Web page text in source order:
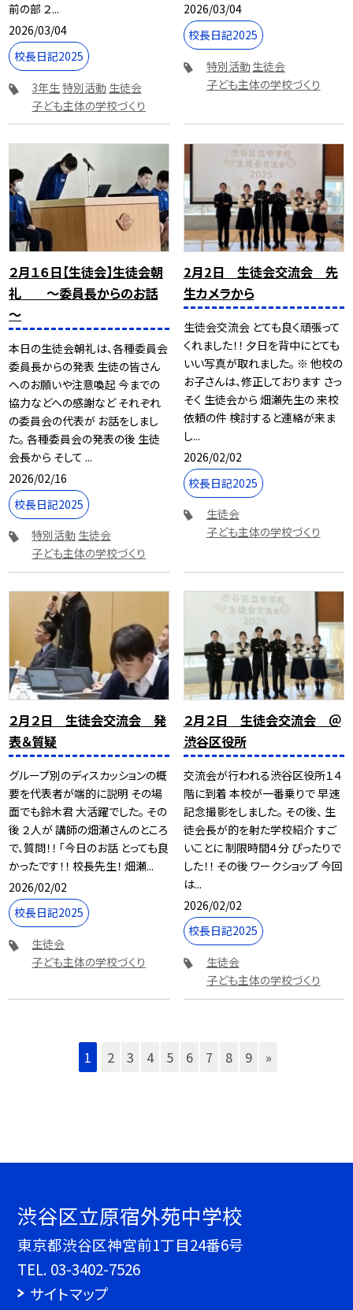
前の部 ２...
2026/03/04
校長日記2025
3年生 特別活動 生徒会
子ども主体の学校づくり
2026/03/04
校長日記2025
特別活動生徒会
子ども主体の学校づくり
２月１６日【生徒会】生徒会朝
礼 ～委員長からのお話
～
本日の生徒会朝礼は、各種委員会
委員長からの発表 生徒の皆さん
へのお願いや注意喚起 今までの
協力などへの感謝など それぞれ
の委員会の代表が お話をしまし
た。 各種委員会の発表の後 生徒
会長から そして ...
2026/02/16
校長日記2025
特別活動 生徒会
子ども主体の学校づくり
2月2日 生徒会交流会 先
生カメラから
生徒会交流会 とても良く頑張って
くれました！！ 夕日を背中にとても
いい写真が取れました。 ※ 他校の
お子さんは、修正しております さっ
そく 生徒会から 畑瀬先生の 来校
依頼の件 検討すると連絡が来ま
し...
2026/02/02
校長日記2025
生徒会
子ども主体の学校づくり
２月２日 生徒会交流会 発
表＆質疑
グループ別のディスカッションの概
要を代表者が端的に説明 その場
面でも鈴木君 大活躍でした。 その
後 ２人が 講師の畑瀬さんのところ
で、質問！！ 「今日のお話 とっても良
かったです！！ 校長先生！ 畑瀬...
2026/02/02
校長日記2025
生徒会
子ども主体の学校づくり
２月２日 生徒会交流会 ＠
渋谷区役所
交流会が行われる渋谷区役所１４
階に到着 本校が一番乗りで 早速
記念撮影をしました。 その後、 生
徒会長が的を射た学校紹介 すご
いことに 制限時間４分 ぴったりで
した！！ その後 ワークショップ 今回
は...
2026/02/02
校長日記2025
生徒会
子ども主体の学校づくり
1 2 3 4 5 6 7 8 9 »
渋谷区立原宿外苑中学校
東京都渋谷区神宮前1丁目24番6号
TEL. 03-3402-7526
サイトマップ